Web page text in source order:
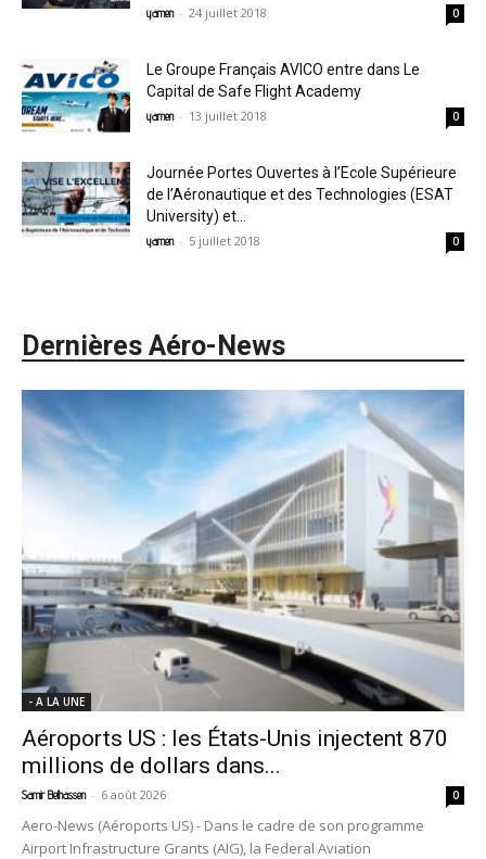
yamen - 24 juillet 2018 0
Le Groupe Français AVICO entre dans Le
Capital de Safe Flight Academy
yamen - 13 juillet 2018 0
Journée Portes Ouvertes à l’Ecole Supérieure
de l’Aéronautique et des Technologies (ESAT
University) et...
yamen - 5 juillet 2018 0
Dernières Aéro-News
- A LA UNE
Aéroports US : les États-Unis injectent 870
millions de dollars dans...
Samir Belhassen - 6 août 2026 0
Aero-News (Aéroports US) - Dans le cadre de son programme
Airport Infrastructure Grants (AIG), la Federal Aviation